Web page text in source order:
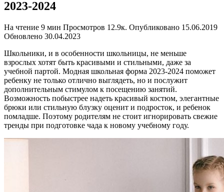
2023-2024
На чтение 9 мин Просмотров 12.9к. Опубликовано 15.06.2019
Обновлено 30.04.2023
Школьники, и в особенности школьницы, не меньше
взрослых хотят быть красивыми и стильными, даже за
учебной партой. Модная школьная форма 2023-2024 поможет
ребенку не только отлично выглядеть, но и послужит
дополнительным стимулом к посещению занятий.
Возможность побыстрее надеть красивый костюм, элегантные
брюки или стильную блузку оценит и подросток, и ребенок
помладше. Поэтому родителям не стоит игнорировать свежие
тренды при подготовке чада к новому учебному году.